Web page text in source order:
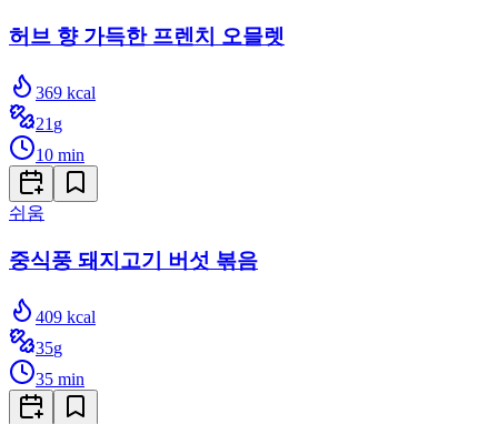
허브 향 가득한 프렌치 오믈렛
369 kcal
21 g
10 min
쉬움
중식풍 돼지고기 버섯 볶음
409 kcal
35g
35 min